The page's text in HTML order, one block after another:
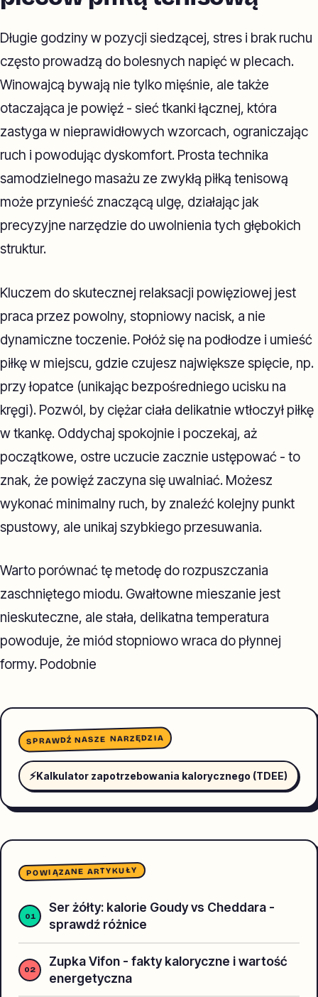
Długie godziny w pozycji siedzącej, stres i brak ruchu
często prowadzą do bolesnych napięć w plecach.
Winowajcą bywają nie tylko mięśnie, ale także
otaczająca je powięź - sieć tkanki łącznej, która
zastyga w nieprawidłowych wzorcach, ograniczając
ruch i powodując dyskomfort. Prosta technika
samodzielnego masażu ze zwykłą piłką tenisową
może przynieść znaczącą ulgę, działając jak
precyzyjne narzędzie do uwolnienia tych głębokich
struktur.
Kluczem do skutecznej relaksacji powięziowej jest
praca przez powolny, stopniowy nacisk, a nie
dynamiczne toczenie. Połóż się na podłodze i umieść
piłkę w miejscu, gdzie czujesz największe spięcie, np.
przy łopatce (unikając bezpośredniego ucisku na
kręgi). Pozwól, by ciężar ciała delikatnie wtłoczył piłkę
w tkankę. Oddychaj spokojnie i poczekaj, aż
początkowe, ostre uczucie zacznie ustępować - to
znak, że powięź zaczyna się uwalniać. Możesz
wykonać minimalny ruch, by znaleźć kolejny punkt
spustowy, ale unikaj szybkiego przesuwania.
Warto porównać tę metodę do rozpuszczania
zaschniętego miodu. Gwałtowne mieszanie jest
nieskuteczne, ale stała, delikatna temperatura
powoduje, że miód stopniowo wraca do płynnej
formy. Podobnie
SPRAWDŹ NASZE NARZĘDZIA
⚡Kalkulator zapotrzebowania kalorycznego (TDEE)
POWIĄZANE ARTYKUŁY
Ser żółty: kalorie Goudy vs Cheddara -
sprawdź różnice
Zupka Vifon - fakty kaloryczne i wartość
energetyczna